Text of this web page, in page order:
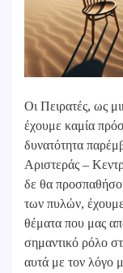
Οι Πειρατές, ως
έχουμε καμία
δυνατότητα
Αριστεράς –
δε θα
των πυλών,
θέματα που μας
σημαντικό ρόλο
αυτά με τον λόγο